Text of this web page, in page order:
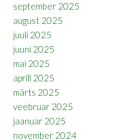
september 2025
august 2025
juuli 2025
juuni 2025
mai 2025
aprill 2025
märts 2025
veebruar 2025
jaanuar 2025
november 2024